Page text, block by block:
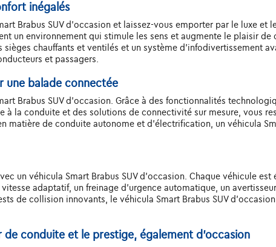
inégalés
Brabus SUV d'occasion et laissez-vous emporter par le luxe et
un environnement qui stimule les sens et augmente le plaisir
chauffants et ventilés et un système d'infodivertissement
et passagers.
une balade connectée
Brabus SUV d'occasion. Grâce à des fonctionnalités
à la conduite et des solutions de connectivité sur mesure, vous
matière de conduite autonome et d'électrification, un véhicula
un véhicula Smart Brabus SUV d'occasion. Chaque véhicule
adaptatif, un freinage d'urgence automatique, un
de collision innovants, le véhicula Smart Brabus SUV
de conduite et le prestige, également d'occasion